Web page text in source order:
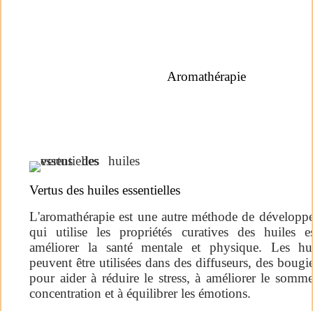
Aromathérapie
Vertus des huiles essentielles
L'aromathérapie est une autre méthode de
qui utilise les propriétés curatives des huiles
améliorer la santé mentale et physique. Les
peuvent être utilisées dans des diffuseurs, des
pour aider à réduire le stress, à améliorer le
concentration et à équilibrer les émotions.